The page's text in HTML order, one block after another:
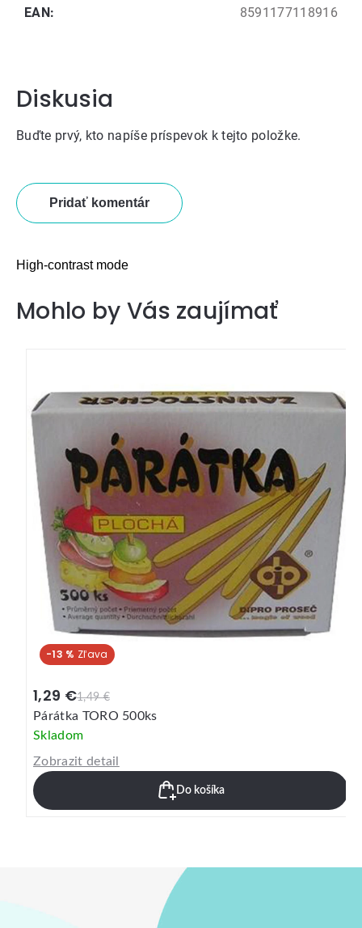
EAN: 8591177118916
Diskusia
Buďte prvý, kto napíše príspevok k tejto položke.
Pridať komentár
High-contrast mode
Mohlo by Vás zaujímať
-13 %
1,49 €
1,29 €
Párátka TORO 500ks
Skladom
Zobrazit detail
Do košíka